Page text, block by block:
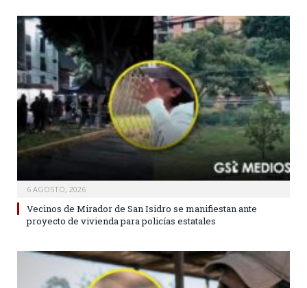
6 AGOSTO, 2026
Vecinos de Mirador de San Isidro se manifiestan ante
proyecto de vivienda para policías estatales